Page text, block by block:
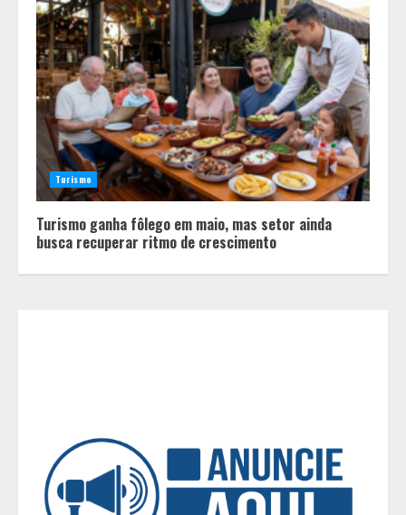
Turismo
Turismo ganha fôlego em maio, mas setor ainda
busca recuperar ritmo de crescimento
2
Em ato pelo fim do feminicídio,
Cristo Redentor se iluminou na cor
laranja
A ordem dos alimentos importa.
Mas nem sempre da mesma forma
5
de vestuário, lista reúne diversas
opções para presentear neste Dia
dos Pais